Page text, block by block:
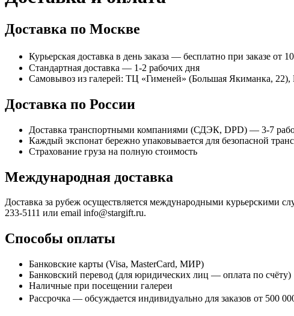
Доставка по Москве
Курьерская доставка в день заказа — бесплатно при заказе от
Стандартная доставка — 1-2 рабочих дня
Самовывоз из галерей: ТЦ «Гименей» (Большая Якиманка, 22),
Доставка по России
Доставка транспортными компаниями (СДЭК, DPD) — 3-7
Каждый экспонат бережно упаковывается для безопасной
Страхование груза на полную стоимость
Международная доставка
Доставка за рубеж осуществляется международными курьерскими
233-5111 или email info@stargift.ru.
Способы оплаты
Банковские карты (Visa, MasterCard, МИР)
Банковский перевод (для юридических лиц — оплата по счёту)
Наличные при посещении галереи
Рассрочка — обсуждается индивидуально для заказов от 500